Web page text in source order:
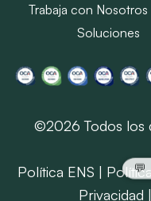
Trabaja con Nosotros
Soluciones
©2026 Todos los
Política ENS |
Privacidad |
💬